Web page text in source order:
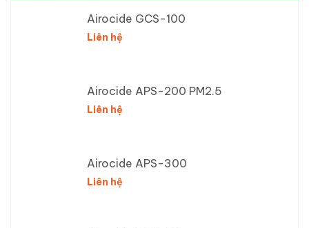
Airocide GCS-100
Liên hệ
Airocide APS-200 PM2.5
Liên hệ
Airocide APS-300
Liên hệ